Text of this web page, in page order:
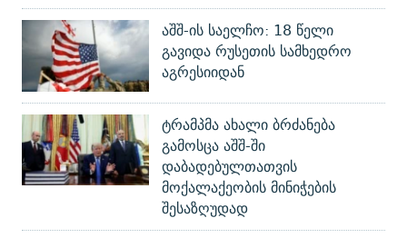
აშშ-ის საელჩო: 18 წელი
გავიდა რუსეთის სამხედრო
აგრესიიდან
ტრამპმა ახალი ბრძანება
გამოსცა აშშ-ში
დაბადებულთათვის
მოქალაქეობის მინიჭების
შესაზღუდად